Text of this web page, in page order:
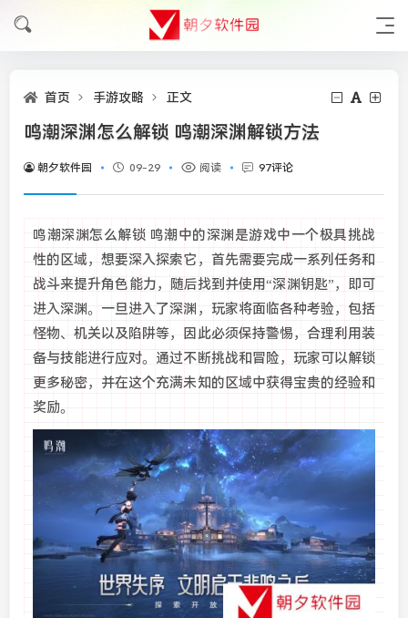
首页 手游攻略 正文
鸣潮深渊怎么解锁 鸣潮深渊解锁方法
朝夕软件园 09-29 阅读 97评论
鸣潮深渊怎么解锁 鸣潮中的深渊是游戏中一个极具挑战
性的区域，想要深入探索它，首先需要完成一系列任务和
战斗来提升角色能力，随后找到并使用“深渊钥匙”，即可
进入深渊。一旦进入了深渊，玩家将面临各种考验，包括
怪物、机关以及陷阱等，因此必须保持警惕，合理利用装
备与技能进行应对。通过不断挑战和冒险，玩家可以解锁
更多秘密，并在这个充满未知的区域中获得宝贵的经验和
奖励。